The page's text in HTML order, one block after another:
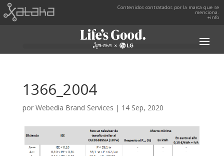
Contenidos contratados por la marca que se
menciona.
+info
1366_2004
por Webedia Brand Services | 14 Sep, 2020